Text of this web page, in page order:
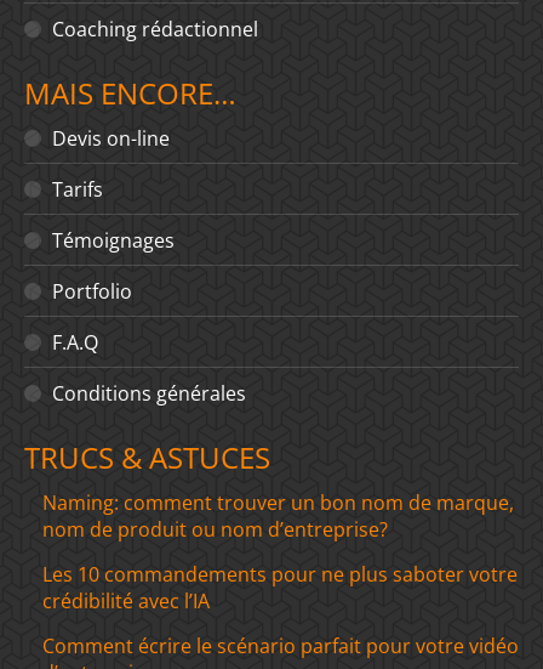
Coaching rédactionnel
MAIS ENCORE…
Devis on-line
Tarifs
Témoignages
Portfolio
F.A.Q
Conditions générales
TRUCS & ASTUCES
Naming: comment trouver un bon nom de marque,
nom de produit ou nom d’entreprise?
Les 10 commandements pour ne plus saboter votre
crédibilité avec l’IA
Comment écrire le scénario parfait pour votre vidéo